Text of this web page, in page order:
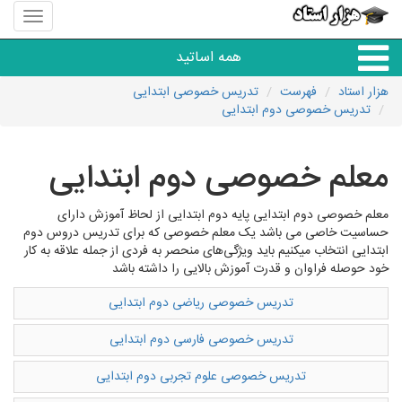
منوی
سایت
استاد
همه اساتید
همه آموزشگاه ها
دبستان تا دبیرستان
زبان های خارجی
دانشگاه
کنکور و مشاوره
مهارت های عمومی
هزار استاد فهرست
تدریس خصوصی ابتدایی
تدریس خصوصی دوم ابتدایی
معلم خصوصی دوم ابتدایی
معلم خصوصی دوم ابتدایی پایه دوم ابتدایی از لحاظ آموزش دارای
حساسیت خاصی می باشد یک معلم خصوصی که برای تدریس دروس دوم
ابتدایی انتخاب میکنیم باید ویژگی‌های منحصر به فردی از جمله علاقه به کار
خود حوصله فراوان و قدرت آموزش بالایی را داشته باشد
تدریس خصوصی ریاضی دوم ابتدایی
تدریس خصوصی فارسی دوم ابتدایی
تدریس خصوصی علوم تجربی دوم ابتدایی